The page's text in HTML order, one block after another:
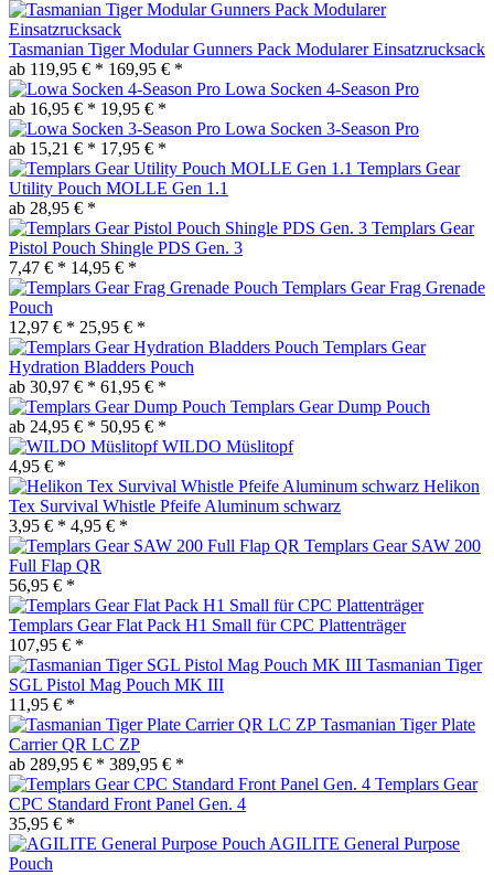
Tasmanian Tiger Modular Gunners Pack Modularer Einsatzrucksack
ab 119,95 € * 169,95 € *
Lowa Socken 4-Season Pro
ab 16,95 € * 19,95 € *
Lowa Socken 3-Season Pro
ab 15,21 € * 17,95 € *
Templars Gear
Utility Pouch MOLLE Gen 1.1
ab 28,95 € *
Templars Gear
Pistol Pouch Shingle PDS Gen. 3
7,47 € * 14,95 € *
Templars Gear Frag Grenade
Pouch
12,97 € * 25,95 € *
Templars Gear
Hydration Bladders Pouch
ab 30,97 € * 61,95 € *
Templars Gear Dump Pouch
ab 24,95 € * 50,95 € *
WILDO Müslitopf
4,95 € *
Helikon
Tex Survival Whistle Pfeife Aluminum schwarz
3,95 € * 4,95 € *
Templars Gear SAW 200
Full Flap QR
56,95 € *
Templars Gear Flat Pack H1 Small für CPC Plattenträger
107,95 € *
Tasmanian Tiger
SGL Pistol Mag Pouch MK III
11,95 € *
Tasmanian Tiger Plate
Carrier QR LC ZP
ab 289,95 € * 389,95 € *
Templars Gear
CPC Standard Front Panel Gen. 4
35,95 € *
AGILITE General Purpose
Pouch